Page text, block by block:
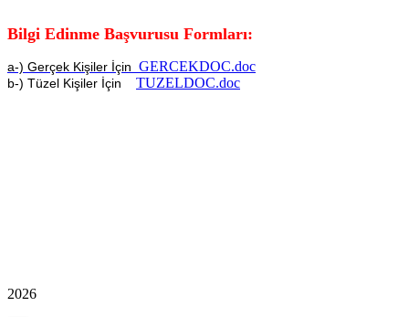
Bilgi Edinme Başvurusu Formları:
a-) Gerçek Kişiler İçin GERCEKDOC.doc
b-) Tüzel Kişiler İçin TUZELDOC.doc
2026